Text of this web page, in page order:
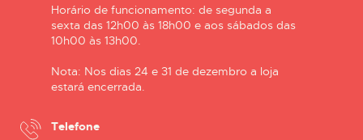
Horário de funcionamento: de segunda a
sexta das 12h00 às 18h00 e aos sábados das
10h00 às 13h00.
Nota: Nos dias 24 e 31 de dezembro a loja
estará encerrada.
Telefone